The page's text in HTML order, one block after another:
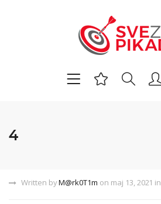
4
Written byM@rk0T1m on maj 13, 2021 in